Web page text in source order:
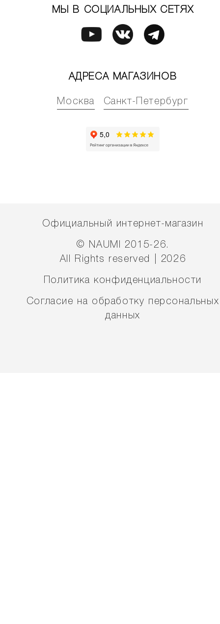
МЫ В СОЦИАЛЬНЫХ СЕТЯХ
АДРЕСА МАГАЗИНОВ
Москва Санкт-Петербург
Официальный интернет-магазин
© NAUMI 2015-26.
All Rights reserved | 2026
Политика конфиденциальности
Согласие на обработку персональных
данных